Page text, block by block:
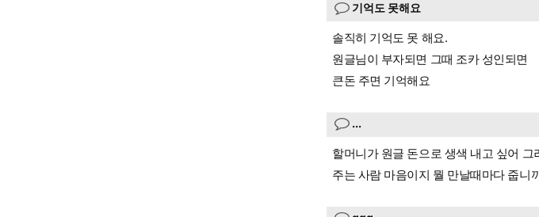
기억도 못해요
솔직히 기억도 못 해요.
원글님이 부자되면 그때 조카 성인되면
큰돈 주면 기억해요
...
할머니가 원글 돈으로 생색 내고 싶어
주는 사람 마음이지 뭘 만날때마다 줍니